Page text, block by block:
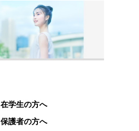
在学生の方へ
保護者の方へ